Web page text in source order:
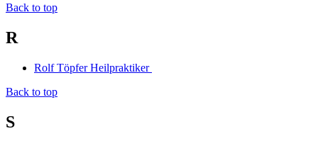
Back to top
R
Rolf Töpfer Heilpraktiker
Back to top
S